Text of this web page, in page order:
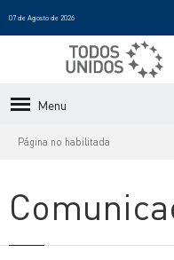
07 de Agosto de 2026
Menu
Página no habilitada